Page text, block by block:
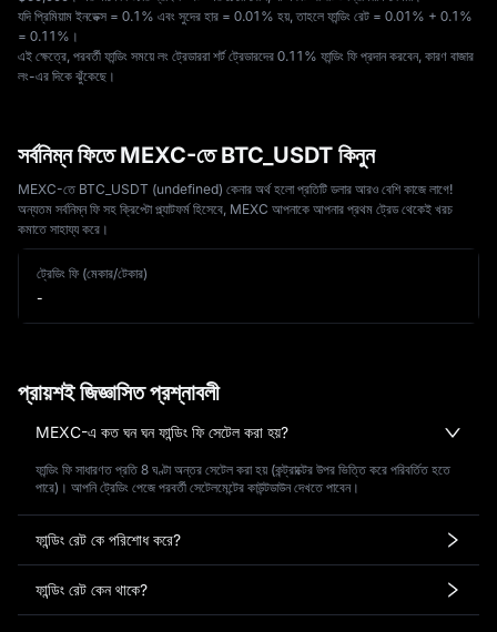
যদি প্রিমিয়াম ইনডেক্স = 0.1% এবং সুদের হার = 0.01% হয়, তাহলে ফান্ডিং রেট = 0.01% + 0.1%
= 0.11%।
এই ক্ষেত্রে, পরবর্তী ফান্ডিং সময়ে লং ট্রেডাররা শর্ট ট্রেডারদের 0.11% ফান্ডিং ফি প্রদান করবেন, কারণ বাজার
লং-এর দিকে ঝুঁকেছে।
সর্বনিম্ন ফিতে MEXC-তে BTC_USDT কিনুন
MEXC-তে BTC_USDT (undefined) কেনার অর্থ হলো প্রতিটি ডলার আরও বেশি কাজে লাগে!
অন্যতম সর্বনিম্ন ফি সহ ক্রিপ্টো প্ল্যাটফর্ম হিসেবে, MEXC আপনাকে আপনার প্রথম ট্রেড থেকেই খরচ
কমাতে সাহায্য করে।
ট্রেডিং ফি (মেকার/টেকার)
-
প্রায়শই জিজ্ঞাসিত প্রশ্নাবলী
MEXC-এ কত ঘন ঘন ফান্ডিং ফি সেটেল করা হয়?
ফান্ডিং ফি সাধারণত প্রতি 8 ঘণ্টা অন্তর সেটেল করা হয় (কন্ট্রাক্টের উপর ভিত্তি করে পরিবর্তিত হতে
পারে)। আপনি ট্রেডিং পেজে পরবর্তী সেটেলমেন্টের কাউন্টডাউন দেখতে পাবেন।
ফান্ডিং রেট কে পরিশোধ করে?
ফান্ডিং রেট কেন থাকে?